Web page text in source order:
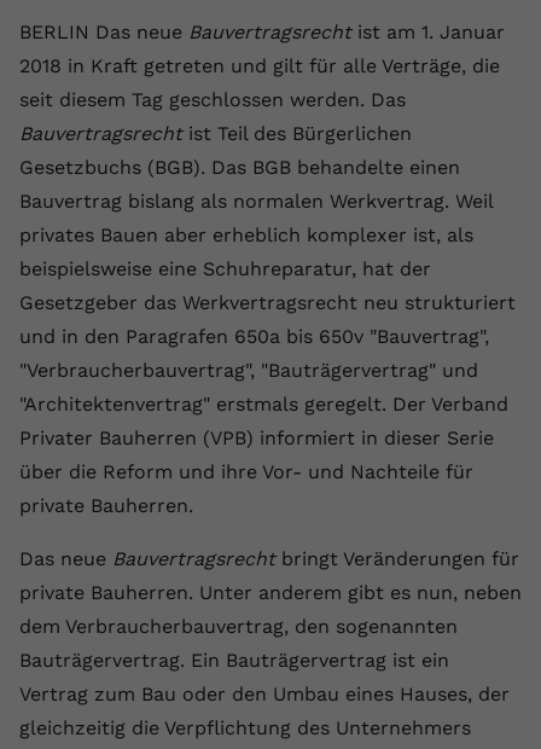
BERLIN Das neue Bauvertragsrechtist am 1. Januar
2018 in Kraft getreten und gilt für alle Verträge, die
seit diesem Tag geschlossen werden. Das
Bauvertragsrechtist Teil des Bürgerlichen
Gesetzbuchs (BGB). Das BGB behandelte einen
Bauvertrag bislang als normalen Werkvertrag. Weil
privates Bauen aber erheblich komplexer ist, als
beispielsweise eine Schuhreparatur, hat der
Gesetzgeber das Werkvertragsrecht neu strukturiert
und in den Paragrafen 650a bis 650v "Bauvertrag",
"Verbraucherbauvertrag", "Bauträgervertrag" und
"Architektenvertrag" erstmals geregelt. Der Verband
Privater Bauherren (VPB) informiert in dieser Serie
über die Reform und ihre Vor- und Nachteile für
private Bauherren.
Das neue Bauvertragsrechtbringt Veränderungen für
private Bauherren. Unter anderem gibt es nun, neben
dem Verbraucherbauvertrag, den sogenannten
Bauträgervertrag. Ein Bauträgervertrag ist ein
Vertrag zum Bau oder den Umbau eines Hauses, der
gleichzeitig die Verpflichtung des Unternehmers
Zweck
Dieser Wert speichert Ihre Consent-
Einstellungen. Unter anderem eine
zufällig generierte ID, für die
historische Speicherung Ihrer
vorgenommen Einstellungen, falls der
Webseiten-Betreiber dies eingestellt
hat.
Name fe_typo_user
Anbieter VPB.de
Laufzeit Session
Zweck
Dieses Cookie wird verwendet, um die
Speicherung von
Benutzereinstellungen zu ermöglichen.
wiederzuerkennen und statistische
Informationen zur Nutzung der
Website zu erfassen.
Anbieter Google Ads
Laufzeit 90 Tage
Zweck
Wird von Google Ads für das
Conversion-Tracking verwendet, um
Werbeklicks der Nutzung auf unserer
Website zuzuordnen.
Externe Inhalte
Wir verwenden auf unserer Website externe Inhalte,
um Ihnen zusätzliche Informationen anzubieten.
Name vuid
Anbieter vimeo.com
Laufzeit
Vimeo installiert dieses Cookie, um
Tracking-Informationen zu sammeln,
Einbetten von Videos auf der Website
setzt.
Anbieter youtube.com
Laufzeit 2 Jahre
Zweck
YouTube setzt dieses Cookie über
eingebettete YouTube-Videos und
registriert anonyme statistische Daten.
Cookie-Informationen anzeigen